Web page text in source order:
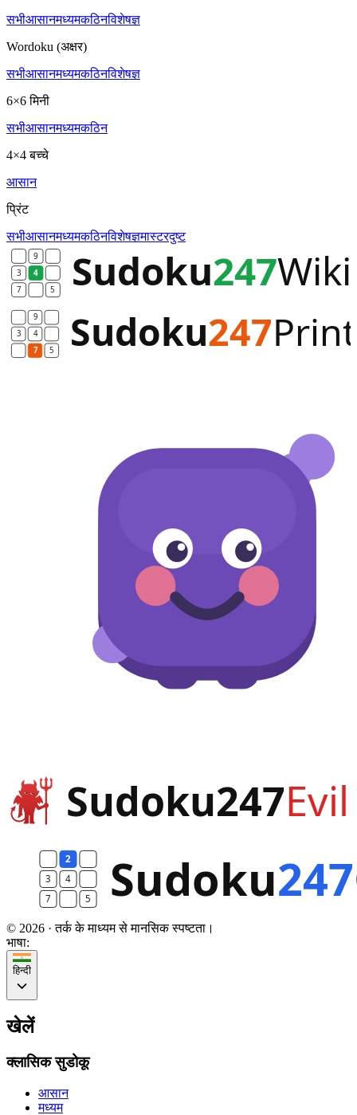
सभीआसानमध्यमकठिनविशेषज्ञ
Wordoku (अक्षर)
सभीआसानमध्यमकठिनविशेषज्ञ
6×6 मिनी
सभीआसानमध्यमकठिन
4×4 बच्चे
आसान
प्रिंट
सभीआसानमध्यमकठिनविशेषज्ञमास्टरदुष्ट
© 2026 · तर्क के माध्यम से मानसिक स्पष्टता।
भाषा:
हिन्दी
खेलें
क्लासिक सुडोकू
आसान
मध्यम